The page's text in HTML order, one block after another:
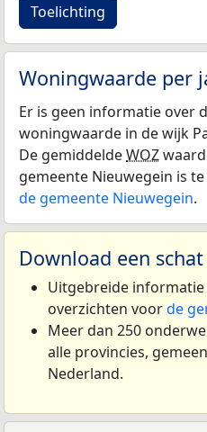
Toelichting
Woningwaarde per
Er is geen informatie over
woningwaarde in de wijk
De gemiddeldeWOZ
gemeente Nieuwegein is
de gemeente Nieuwegein.
Download een
Uitgebreide informatie
overzichten voorde
Meer dan 250
alle provincies,
Nederland.